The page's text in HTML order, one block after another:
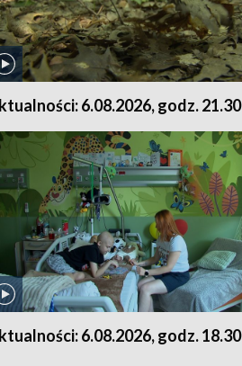
6.08.2026, godz. 21.30
6.08.2026, godz. 18.30